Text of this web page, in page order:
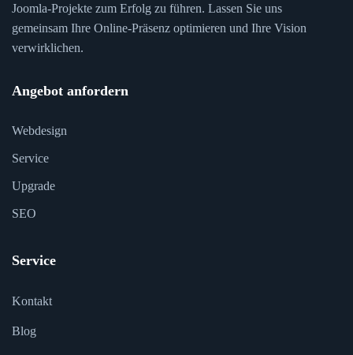
Joomla-Projekte zum Erfolg zu führen. Lassen Sie uns
gemeinsam Ihre Online-Präsenz optimieren und Ihre Vision
verwirklichen.
Angebot anfordern
Webdesign
Service
Upgrade
SEO
Service
Kontakt
Blog